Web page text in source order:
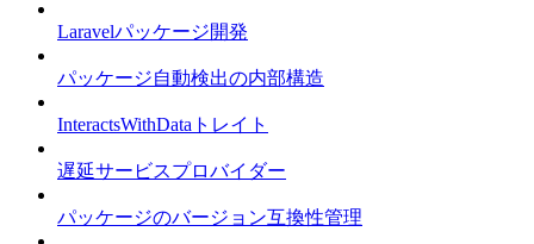
Laravelパッケージ開発
パッケージ自動検出の内部構造
InteractsWithDataトレイト
遅延サービスプロバイダー
パッケージのバージョン互換性管理